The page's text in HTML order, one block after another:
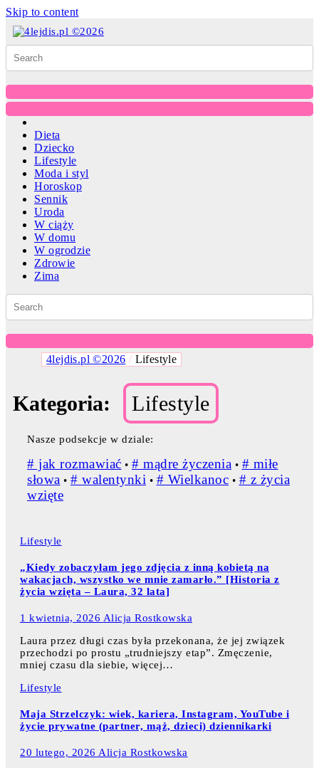
Skip to content
Dieta
Dziecko
Lifestyle
Moda i styl
Horoskop
Sennik
Uroda
W ciąży
W domu
W ogrodzie
Zdrowie
Zima
4lejdis.pl ©2026 / Lifestyle
Kategoria: Lifestyle
Nasze podsekcje w dziale:
# jak rozmawiać • # mądre życzenia • # miłe
słowa • # walentynki • # Wielkanoc • # z życia
wzięte
Lifestyle
„Kiedy zobaczyłam jego zdjęcia z inną kobietą na
wakacjach, wszystko we mnie zamarło.” [Historia z
życia wzięta – Laura, 32 lata]
1 kwietnia, 2026 Alicja Rostkowska
Laura przez długi czas była przekonana, że jej związek
przechodzi po prostu „trudniejszy etap”. Zmęczenie,
mniej czasu dla siebie, więcej…
Lifestyle
Maja Strzelczyk: wiek, kariera, Instagram, YouTube i
życie prywatne (partner, mąż, dzieci) dziennikarki
20 lutego, 2026 Alicja Rostkowska